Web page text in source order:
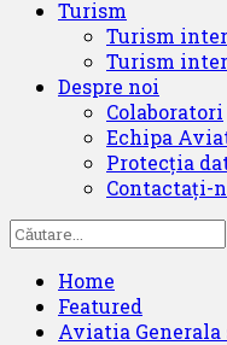
Turism
Turism
Turism
Despre noi
Colaboratori
Echipa
Protecția
Contactați-
Caută
după:
Home
Featured
Aviatia Generala